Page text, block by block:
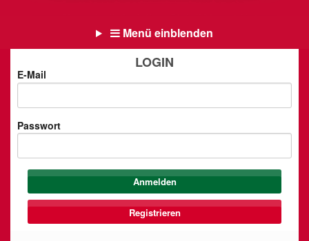
Menü einblenden
LOGIN
E-Mail
Passwort
Registrieren